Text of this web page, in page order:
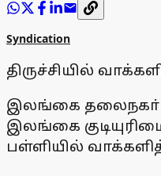
Syndication
திருச்சியில்
இலங்கை தலைநகா்
இலங்கை
பள்ளியில்